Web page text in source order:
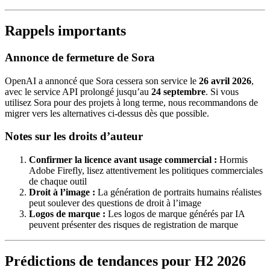
Rappels importants
Annonce de fermeture de Sora
OpenAI a annoncé que Sora cessera son service le 26 avril 2026,
avec le service API prolongé jusqu’au 24 septembre. Si vous
utilisez Sora pour des projets à long terme, nous recommandons de
migrer vers les alternatives ci-dessus dès que possible.
Notes sur les droits d’auteur
Confirmer la licence avant usage commercial : Hormis
Adobe Firefly, lisez attentivement les politiques commerciales
de chaque outil
Droit à l’image : La génération de portraits humains réalistes
peut soulever des questions de droit à l’image
Logos de marque : Les logos de marque générés par IA
peuvent présenter des risques de registration de marque
Prédictions de tendances pour H2 2026